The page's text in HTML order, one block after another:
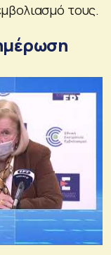
τους.